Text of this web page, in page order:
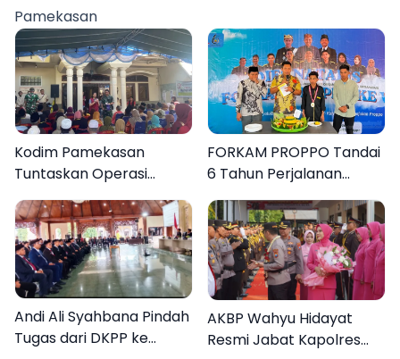
Pamekasan
Kodim Pamekasan
Tuntaskan Operasi
Katarak Gratis, 160
Warga Kembali Melihat
Lebih Jelas
FORKAM PROPPO Tandai
6 Tahun Perjalanan
dengan Peluncuran Mars,
Hymne, dan Buku
Organisasi
Andi Ali Syahbana Pindah
Tugas dari DKPP ke
AKBP Wahyu Hidayat
Resmi Jabat Kapolres